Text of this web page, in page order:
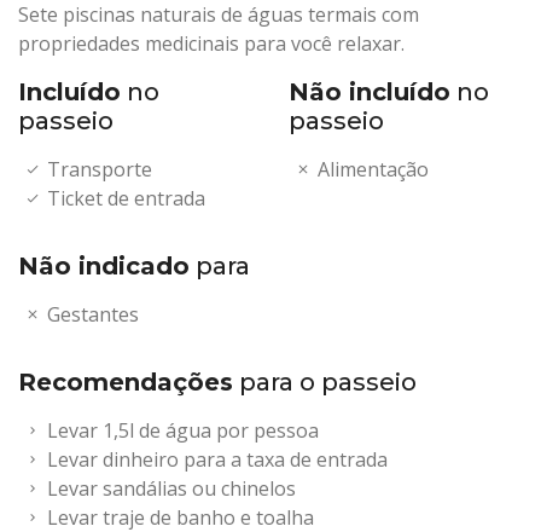
Sete piscinas naturais de águas termais com
propriedades medicinais para você relaxar.
Incluído no
passeio
Transporte
Ticket de entrada
Não incluído no
passeio
Alimentação
Não indicado para
Gestantes
Recomendações para o passeio
Levar 1,5l de água por pessoa
Levar dinheiro para a taxa de entrada
Levar sandálias ou chinelos
Levar traje de banho e toalha